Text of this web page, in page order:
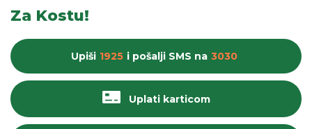
Za Kostu!
Uplati karticom
Upiši 1925 i pošalji SMS na 3030